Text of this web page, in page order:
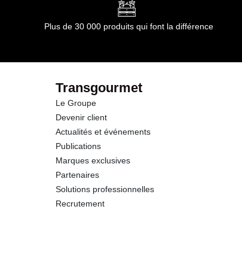
Plus de 30 000 produits qui font la différence
Transgourmet
Le Groupe
Devenir client
Actualités et événements
Publications
Marques exclusives
Partenaires
Solutions professionnelles
Recrutement